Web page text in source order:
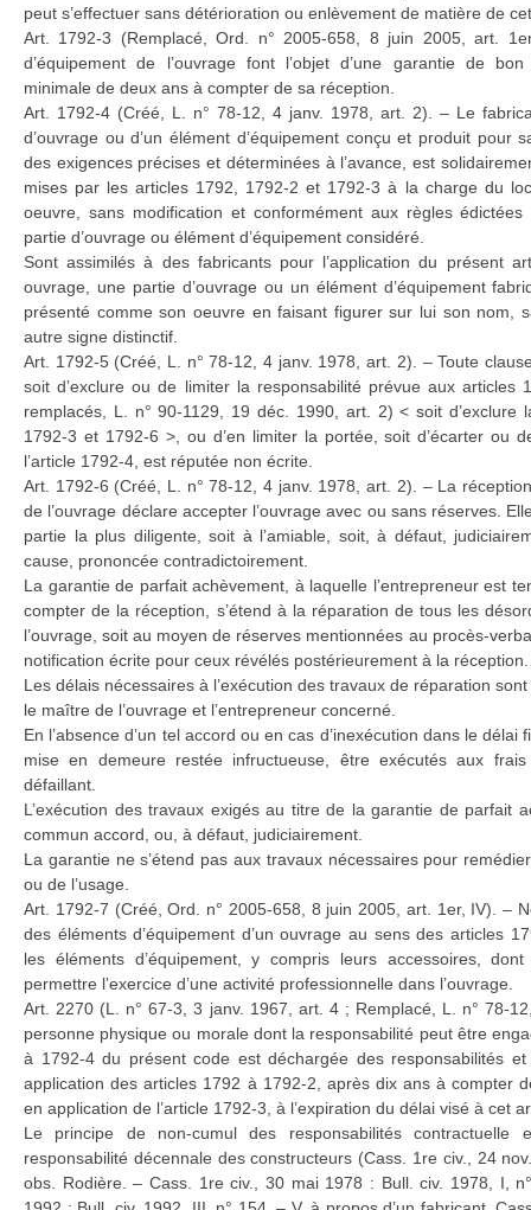
peut s’effectuer sans détérioration ou enlèvement de matière de
Art. 1792-3 (Remplacé, Ord. n° 2005-658, 8 juin 2005, art.
d’équipement de l’ouvrage font l’objet d’une garantie de
minimale de deux ans à compter de sa réception.
Art. 1792-4 (Créé, L. n° 78-12, 4 janv. 1978, art. 2). – Le
d’ouvrage ou d’un élément d’équipement conçu et produit pour
des exigences précises et déterminées à l’avance, est
mises par les articles 1792, 1792-2 et 1792-3 à la charge du
oeuvre, sans modification et conformément aux règles
partie d’ouvrage ou élément d’équipement considéré.
Sont assimilés à des fabricants pour l’application du présent
ouvrage, une partie d’ouvrage ou un élément d’équipement
présenté comme son oeuvre en faisant figurer sur lui son nom,
autre signe distinctif.
Art. 1792-5 (Créé, L. n° 78-12, 4 janv. 1978, art. 2). – Toute
soit d’exclure ou de limiter la responsabilité prévue aux articles
remplacés, L. n° 90-1129, 19 déc. 1990, art. 2) < soit d’exclure
1792-3 et 1792-6 >, ou d’en limiter la portée, soit d’écarter ou
l’article 1792-4, est réputée non écrite.
Art. 1792-6 (Créé, L. n° 78-12, 4 janv. 1978, art. 2). – La
de l’ouvrage déclare accepter l’ouvrage avec ou sans réserves.
partie la plus diligente, soit à l’amiable, soit, à défaut,
cause, prononcée contradictoirement.
La garantie de parfait achèvement, à laquelle l’entrepreneur est
compter de la réception, s’étend à la réparation de tous les
l’ouvrage, soit au moyen de réserves mentionnées au procès-
notification écrite pour ceux révélés postérieurement à la réception.
Les délais nécessaires à l’exécution des travaux de réparation
le maître de l’ouvrage et l’entrepreneur concerné.
En l’absence d’un tel accord ou en cas d’inexécution dans le
mise en demeure restée infructueuse, être exécutés aux
défaillant.
L’exécution des travaux exigés au titre de la garantie de parfait
commun accord, ou, à défaut, judiciairement.
La garantie ne s’étend pas aux travaux nécessaires pour
ou de l’usage.
Art. 1792-7 (Créé, Ord. n° 2005-658, 8 juin 2005, art. 1er, IV). –
des éléments d’équipement d’un ouvrage au sens des articles
les éléments d’équipement, y compris leurs accessoires,
permettre l’exercice d’une activité professionnelle dans l’ouvrage.
Art. 2270 (L. n° 67-3, 3 janv. 1967, art. 4 ; Remplacé, L. n° 78-
personne physique ou morale dont la responsabilité peut être
à 1792-4 du présent code est déchargée des responsabilités
application des articles 1792 à 1792-2, après dix ans à compter
en application de l’article 1792-3, à l’expiration du délai visé à cet
Le principe de non-cumul des responsabilités contractuelle
responsabilité décennale des constructeurs (Cass. 1re civ., 24
obs. Rodière. – Cass. 1re civ., 30 mai 1978 : Bull. civ. 1978, I,